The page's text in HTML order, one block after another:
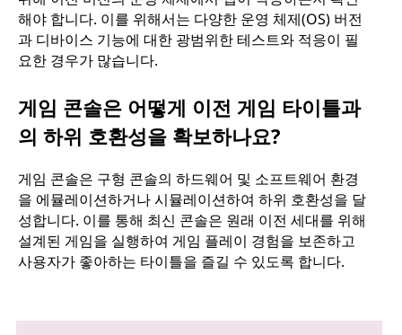
해야 합니다. 이를 위해서는 다양한 운영 체제(OS) 버전
과 디바이스 기능에 대한 광범위한 테스트와 적응이 필
요한 경우가 많습니다.
게임 콘솔은 어떻게 이전 게임 타이틀과
의 하위 호환성을 확보하나요?
게임 콘솔은 구형 콘솔의 하드웨어 및 소프트웨어 환경
을 에뮬레이션하거나 시뮬레이션하여 하위 호환성을 달
성합니다. 이를 통해 최신 콘솔은 원래 이전 세대를 위해
설계된 게임을 실행하여 게임 플레이 경험을 보존하고
사용자가 좋아하는 타이틀을 즐길 수 있도록 합니다.